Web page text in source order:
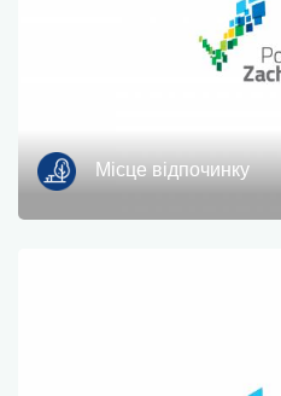
Місце відпочинку